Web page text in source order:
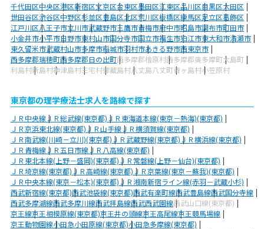
千代田区中央区港区新宿区文京区台東区墨田区江東区品川区目黒区大田区
世田谷区渋谷区中野区杉並区豊島区北区荒川区板橋区練馬区足立区葛飾区
江戸川区八王子市立川市武蔵野市三鷹市青梅市府中市昭島市調布市町田市
小金井市小平市日野市東村山市国分寺市国立市福生市狛江市東大和市清瀬市
東久留米市武蔵村山市多摩市稲城市羽村市あきる野市西東京市
西多摩郡瑞穂町西多摩郡日の出町西多摩郡檜原村西多摩郡奥多摩町大島町
利島村新島村神津島村三宅村御蔵島村八丈島八丈町青ヶ島村小笠原村
東京都の理学療法士求人を路線で探す
ＪＲ中央線ＪＲ総武線(東京都)ＪＲ東海道本線(東京－熱海)(東京都)
ＪＲ京浜東北線(東京都)ＪＲ山手線ＪＲ横須賀線(東京都)
ＪＲ南武線(川崎－立川)(東京都)ＪＲ武蔵野線(東京都)ＪＲ横浜線(東京都)
ＪＲ青梅線ＪＲ五日市線ＪＲ八高線(東京都)
ＪＲ東北本線(上野－盛岡)(東京都)ＪＲ常磐線(上野－仙台)(東京都)
ＪＲ埼京線(東京都)ＪＲ高崎線(東京都)ＪＲ京葉線(東京－蘇我)(東京都)
ＪＲ中央本線(東京－松本)(東京都)ＪＲ湘南新宿ライン線(赤羽－武蔵小杉)
西武新宿線(東京都)西武池袋線(東京都)西武有楽町線西武豊島線西武国分寺線
西武多摩湖線西武多摩川線西武拝島線西武西武園線西武山口線(東京都)
京王線京王相模原線(東京都)京王井の頭線京王高尾線京王競馬場線
京王動物園線小田急小田原線(東京都)小田急多摩線(東京都)